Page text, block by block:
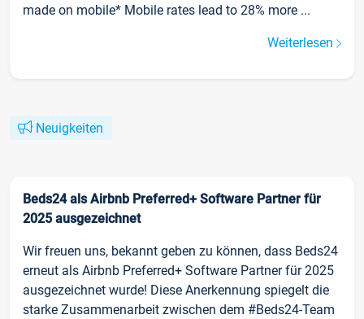
made on mobile* Mobile rates lead to 28% more ...
Weiterlesen
Neuigkeiten
Beds24 als Airbnb Preferred+ Software Partner für
2025 ausgezeichnet
Wir freuen uns, bekannt geben zu können, dass Beds24
erneut als Airbnb Preferred+ Software Partner für 2025
ausgezeichnet wurde! Diese Anerkennung spiegelt die
starke Zusammenarbeit zwischen dem #Beds24-Team